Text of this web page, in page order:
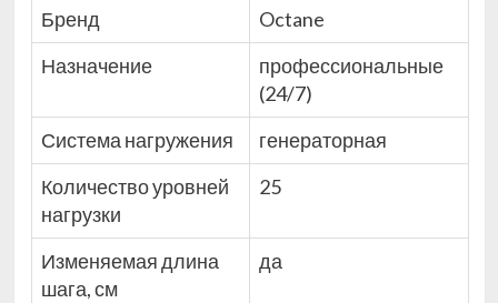
Бренд
Octane
Назначение
профессиональные
(24/7)
Система нагружения
генераторная
Количество уровней
нагрузки
25
Изменяемая длина
шага, см
да